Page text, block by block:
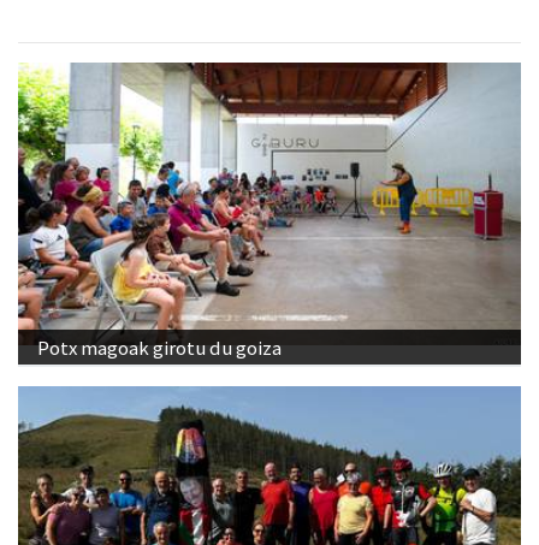
Potx magoak girotu du goiza